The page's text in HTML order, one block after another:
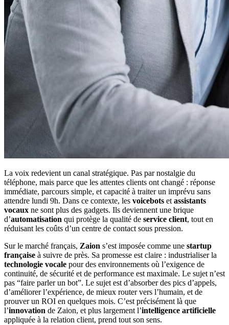
La voix redevient un canal stratégique. Pas par nostalgie du
téléphone, mais parce que les attentes clients ont changé : réponse
immédiate, parcours simple, et capacité à traiter un imprévu sans
attendre lundi 9h. Dans ce contexte, les voicebots etassistants
vocaux ne sont plus des gadgets. Ils deviennent une brique
d’automatisation qui protège la qualité de service client, tout en
réduisant les coûts d’un centre de contact sous pression.
Sur le marché français, Zaion s’est imposée comme une startup
française à suivre de près. Sa promesse est claire : industrialiser la
technologie vocale pour des environnements où l’exigence de
continuité, de sécurité et de performance est maximale. Le sujet n’est
pas “faire parler un bot”. Le sujet est d’absorber des pics d’appels,
d’améliorer l’expérience, de mieux router vers l’humain, et de
prouver un ROI en quelques mois. C’est précisément là que
l’innovation de Zaion, et plus largement l’intelligence artificielle
appliquée à la relation client, prend tout son sens.